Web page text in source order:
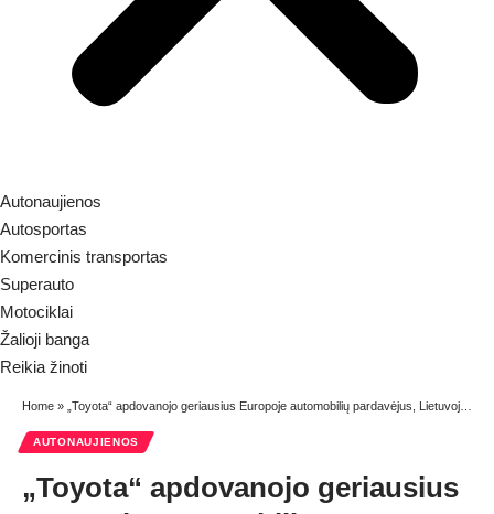
Autonaujienos
Autosportas
Komercinis transportas
Superauto
Motociklai
Žalioji banga
Reikia žinoti
Home » „Toyota“ apdovanojo geriausius Europoje automobilių pardavėjus, Lietuvoje titulu įvertinta „Tokvila“
AUTONAUJIENOS
„Toyota“ apdovanojo geriausius